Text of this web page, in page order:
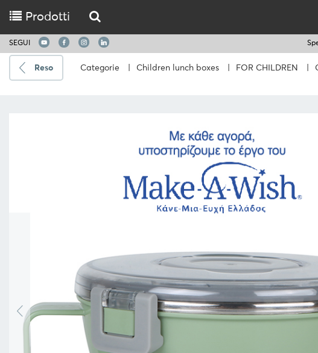
Spedire
ORGANIZZAZIONE
DELLA
CUCINA
Prodotti
SEGUI
Reso Categorie Children lunch boxes FOR CHILDREN